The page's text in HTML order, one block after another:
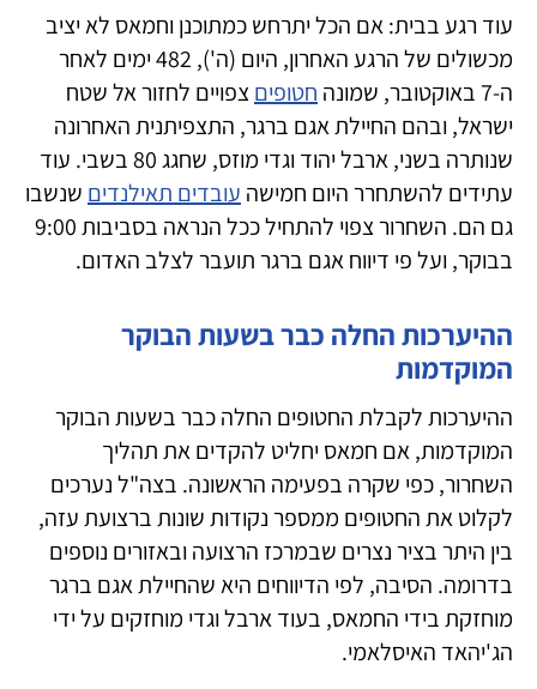
עוד רגע בבית: אם הכל יתרחש כמתוכנן וחמאס לא יציב
מכשולים של הרגע האחרון, היום (ה'), 482 ימים לאחר
ה-7 באוקטובר, שמונה
חטופיםצפויים לחזור אל שטח
ישראל, ובהם החיילת אגם ברגר, התצפיתנית האחרונה
שנותרה בשני, ארבל יהוד וגדי מוזס, שחגג 80 בשבי. עוד
עתידים להשתחרר היום חמישה עובדים תאילנדים שנשבו
גם הם. השחרור צפוי להתחיל ככל הנראה בסביבות 9:00
בבוקר, ועל פי דיווח אגם ברגר תועבר לצלב האדום.
ההיערכות החלה כבר בשעות הבוקר
המוקדמות
ההיערכות לקבלת החטופים החלה כבר בשעות הבוקר
המוקדמות, אם חמאס יחליט להקדים את תהליך
השחרור, כפי שקרה בפעימה הראשונה. בצה"ל נערכים
לקלוט את החטופים ממספר נקודות שונות ברצועת עזה,
בין היתר בציר נצרים שבמרכז הרצועה ובאזורים נוספים
בדרומה. הסיבה, לפי הדיווחים היא שהחיילת אגם ברגר
מוחזקת בידי החמאס, בעוד ארבל וגדי מוחזקים על ידי
הג'יהאד האיסלאמי.